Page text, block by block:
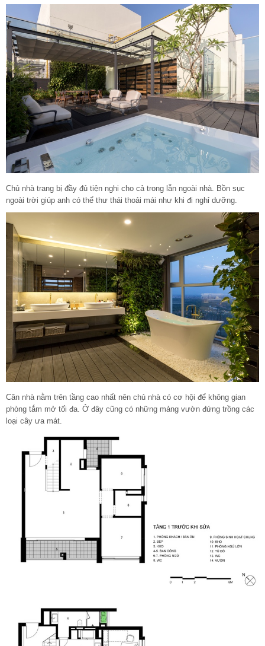
Chủ nhà trang bị đầy đủ tiện nghi cho cả trong lẫn ngoài nhà. Bồn sục
ngoài trời giúp anh có thể thư thái thoải mái như khi đi nghỉ dưỡng.
Căn nhà nằm trên tầng cao nhất nên chủ nhà có cơ hội để không gian
phòng tắm mở tối đa. Ở đây cũng có những mảng vườn đứng trồng các
loại cây ưa mát.